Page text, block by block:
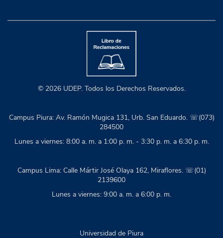
© 2026 UDEP. Todos los Derechos Reservados.
Campus Piura: Av. Ramón Mugica 131, Urb. San Eduardo. ☏(073)
284500
Lunes a viernes: 8:00 a. m. a 1:00 p. m. - 3:30 p. m. a 6:30 p. m.
Campus Lima: Calle Mártir José Olaya 162, Miraflores. ☏(01)
2139600
Lunes a viernes: 9:00 a. m. a 6:00 p. m.
Universidad de Piura